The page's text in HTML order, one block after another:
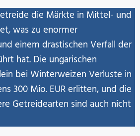
die Märkte in Mittel- und
was zu enormer
einem drastischen Verfall der
hat. Die ungarischen
bei Winterweizen Verluste in
300 Mio. EUR erlitten, und die
Getreidearten sind auch nicht